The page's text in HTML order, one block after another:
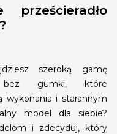
szeroką gamę
bez gumki, które
wykonania i starannym
model dla siebie?
i zdecyduj, który